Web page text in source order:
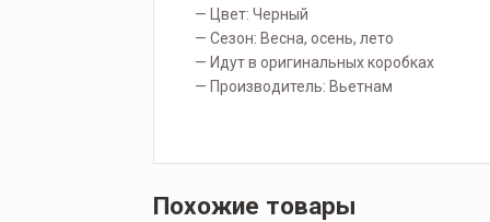
— Цвет: Черный
— Сезон: Весна, осень, лето
— Идут в оригинальных коробках
— Производитель: Вьетнам
Похожие товары